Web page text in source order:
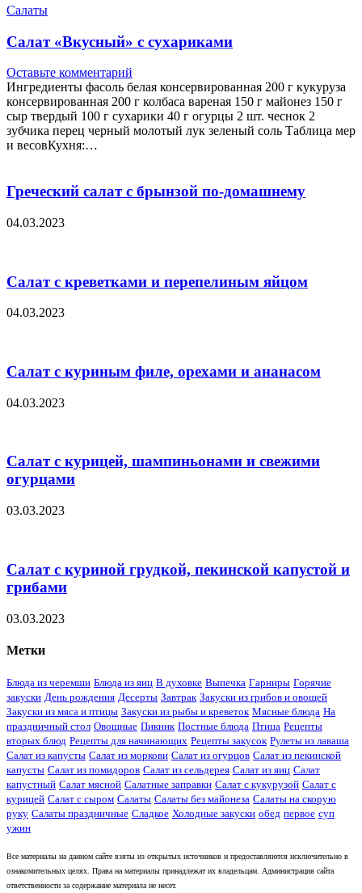
Салаты
Салат «Вкусный» с сухариками
Оставьте комментарий
Ингредиенты фасоль белая консервированная 200 г кукуруза
консервированная 200 г колбаса вареная 150 г майонез 150 г
сыр твердый 100 г сухарики 40 г огурцы 2 шт. чеснок 2
зубчика перец черный молотый лук зеленый соль Таблица мер
и весовКухня:…
Греческий салат с брынзой по-домашнему
04.03.2023
Салат с креветками и перепелиным яйцом
04.03.2023
Салат с куриным филе, орехами и ананасом
04.03.2023
Салат с курицей, шампиньонами и свежими
огурцами
03.03.2023
Салат с куриной грудкой, пекинской капустой и
грибами
03.03.2023
Метки
Блюда из черемши Блюда из яиц В духовке Выпечка Гарниры Горячие
закуски День рождения Десерты Завтрак Закуски из грибов и овощей
Закуски из мяса и птицы Закуски из рыбы и креветок Мясные блюда На
праздничный стол Овощные Пикник Постные блюда Птица Рецепты
вторых блюд Рецепты для начинающих Рецепты закусок Рулеты из лаваша
Салат из капусты Салат из моркови Салат из огурцов Салат из пекинской
капусты Салат из помидоров Салат из сельдерея Салат из яиц Салат
капустный Салат мясной Салатные заправки Салат с кукурузой Салат с
курицей Салат с сыром Салаты Салаты без майонеза Салаты на скорую
руку Салаты праздничные Сладкое Холодные закуски обед первое суп
ужин
Все материалы на данном сайте взяты из открытых источников и предоставляются исключительно в
ознакомительных целях. Права на материалы принадлежат их владельцам. Администрация сайта
ответственности за содержание материала не несет.